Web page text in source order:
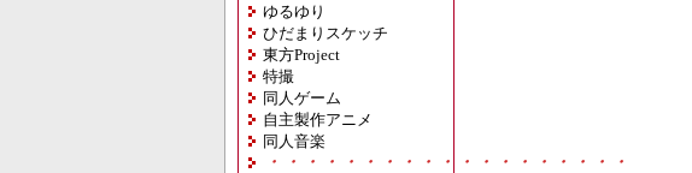
ゆるゆり
ひだまりスケッチ
東方Project
特撮
同人ゲーム
自主製作アニメ
同人音楽
・・・・・・・・・・・・・・・・・・・